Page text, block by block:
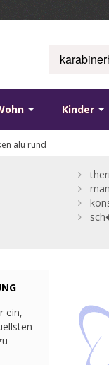
Kinder
alu rund
ein,